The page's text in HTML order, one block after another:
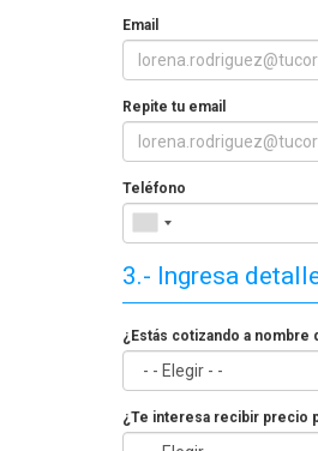
Email
Repite tu email
Teléfono
3.- Ingresa
¿Estás cotizando a nombre
¿Te interesa recibir precio